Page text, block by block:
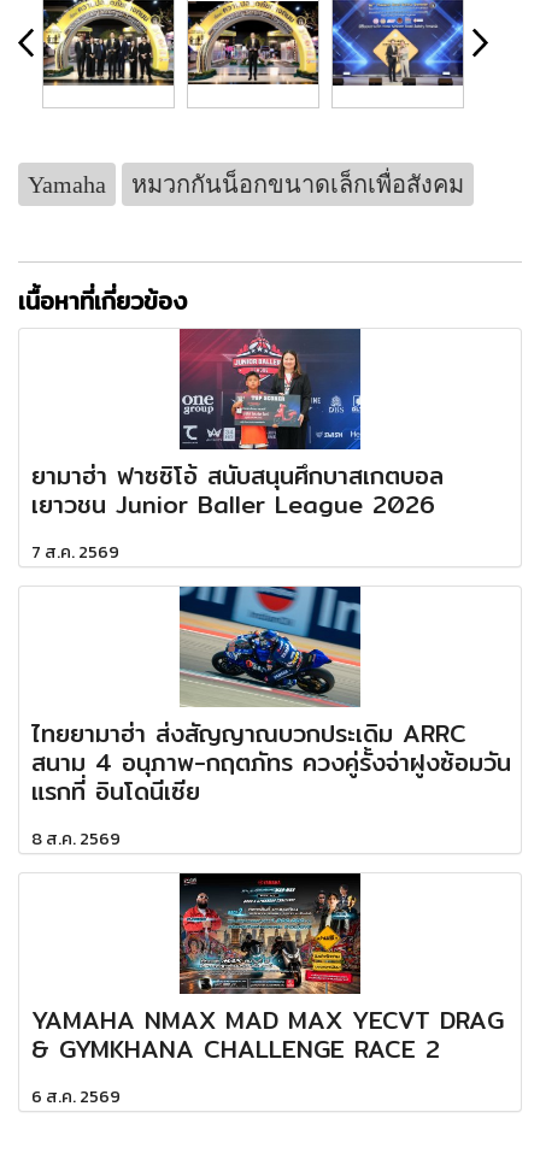
Yamaha หมวกกันน็อกขนาดเล็กเพื่อสังคม
เนื้อหาที่เกี่ยวข้อง
ยามาฮ่า ฟาซซิโอ้ สนับสนุนศึกบาสเกตบอล
เยาวชน Junior Baller League 2026
7 ส.ค. 2569
ไทยยามาฮ่า ส่งสัญญาณบวกประเดิม ARRC
สนาม 4 อนุภาพ-กฤตภัทร ควงคู่รั้งจ่าฝูงซ้อมวัน
แรกที่ อินโดนีเซีย
8 ส.ค. 2569
YAMAHA NMAX MAD MAX YECVT DRAG
& GYMKHANA CHALLENGE RACE 2
6 ส.ค. 2569